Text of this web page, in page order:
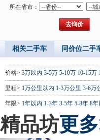
所在省市：
相关二手车 同价位二手
价格> 3万以内 3-5万 5-10万 10-15万
里程> 1万公里以内 1-3万公里 3-6万
年限> 1年以内 1-3年 3-5年 5-8年 8年
精品坊更